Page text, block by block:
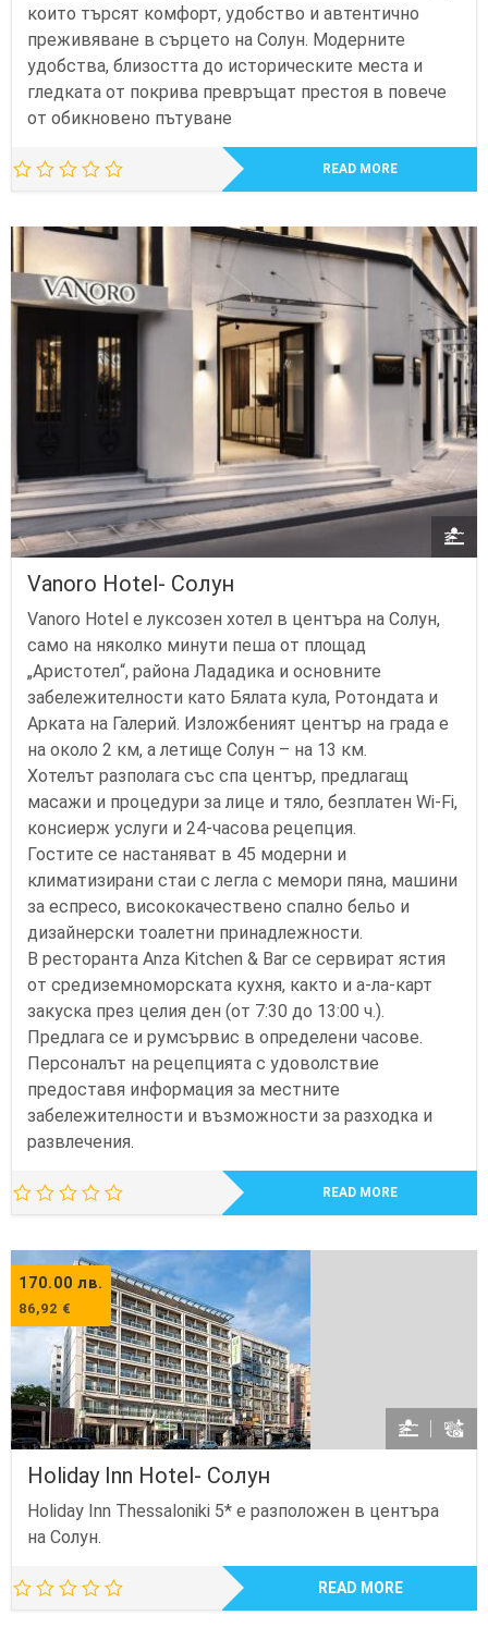
които търсят комфорт, удобство и автентично
преживяване в сърцето на Солун. Модерните
удобства, близостта до историческите места и
гледката от покрива превръщат престоя в повече
от обикновено пътуване
READ MORE
Vanoro Hotel- Солун
Vanoro Hotel е луксозен хотел в центъра на Солун,
само на няколко минути пеша от площад
„Аристотел“, района Лададика и основните
забележителности като Бялата кула, Ротондата и
Арката на Галерий. Изложбеният център на града е
на около 2 км, а летище Солун – на 13 км.
Хотелът разполага със спа център, предлагащ
масажи и процедури за лице и тяло, безплатен Wi-Fi,
консиерж услуги и 24-часова рецепция.
Гостите се настаняват в 45 модерни и
климатизирани стаи с легла с мемори пяна, машини
за еспресо, висококачествено спално бельо и
дизайнерски тоалетни принадлежности.
В ресторанта Anza Kitchen & Bar се сервират ястия
от средиземноморската кухня, както и а-ла-карт
закуска през целия ден (от 7:30 до 13:00 ч.).
Предлага се и румсървис в определени часове.
Персоналът на рецепцията с удоволствие
предоставя информация за местните
забележителности и възможности за разходка и
развлечения.
READ MORE
170.00 лв.
86,92 €
Holiday Inn Hotel- Солун
Holiday Inn Thessaloniki 5* е разположен в центъра
на Солун.
READ MORE